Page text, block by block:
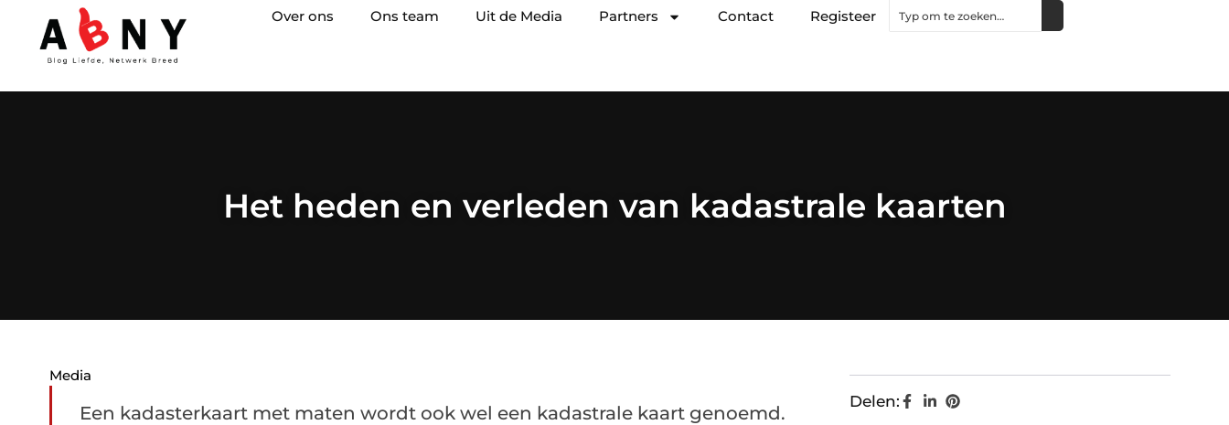
Over ons Ons team Uit de Media Partners Contact Registeer
Het heden en verleden van kadastrale kaarten
Media
Een kadasterkaart met maten wordt ook wel een kadastrale kaart genoemd.
Delen: